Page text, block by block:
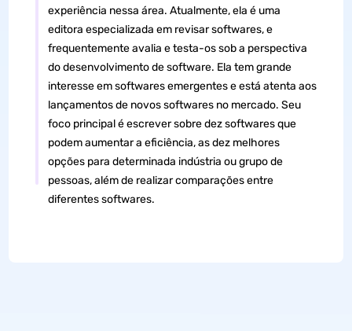
experiência nessa área. Atualmente, ela é uma
editora especializada em revisar softwares, e
frequentemente avalia e testa-os sob a perspectiva
do desenvolvimento de software. Ela tem grande
interesse em softwares emergentes e está atenta aos
lançamentos de novos softwares no mercado. Seu
foco principal é escrever sobre dez softwares que
podem aumentar a eficiência, as dez melhores
opções para determinada indústria ou grupo de
pessoas, além de realizar comparações entre
diferentes softwares.